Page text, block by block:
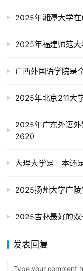
2025年湘潭大学
2025年福建师范大
广西外国语学院是
2025年北京211大
2025年广东外语外
2620
大理大学是一本还
2025扬州大学广
2025吉林最好的双
发表回复